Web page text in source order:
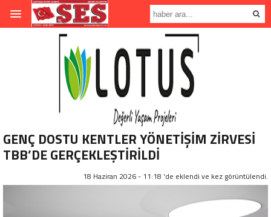
GENÇ DOSTU KENTLER YÖNETİŞİM ZİRVESİ
TBB’DE GERÇEKLEŞTİRİLDİ
18 Haziran 2026 - 11:18 'de eklendi ve kez görüntülendi.